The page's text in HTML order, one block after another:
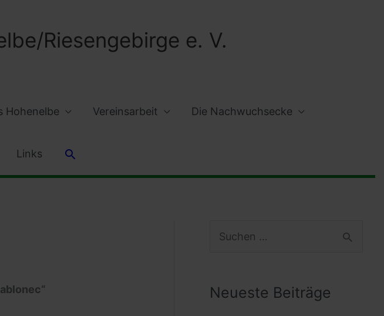
Riesengebirge e. V.
Hohenelbe Vereinsarbeit Die Nachwuchsecke
Links Suchen
h
Neueste Beiträge